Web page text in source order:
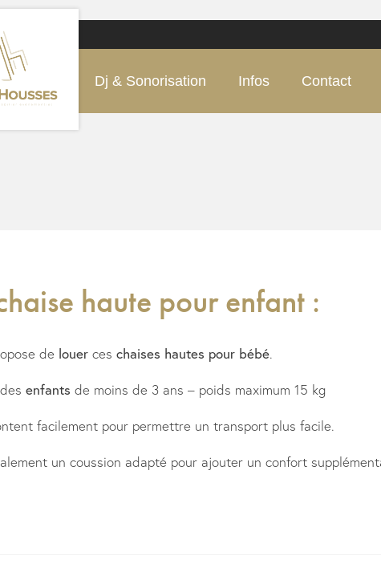
Dj & Sonorisation Infos Contact
haute pour enfant :
de louerces chaises hautes pour bébé.
enfants de moins de 3 ans – poids maximum 15 kg
facilement pour permettre un transport plus facile.
un coussion adapté pour ajouter un confort